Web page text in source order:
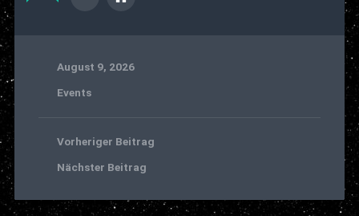
August 9, 2026
Events
Vorheriger Beitrag
Nächster Beitrag